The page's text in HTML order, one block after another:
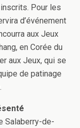
Pour les
d’événement
aux Jeux
en Corée du
aux Jeux, qui se
de patinage
Salaberry-de-